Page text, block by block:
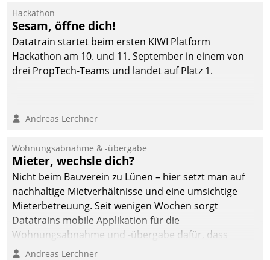
Ressort Kapitalanlage für
künftige Aufgaben und
Herausforderungen
gerüstet.
Hackathon
Sesam, öffne dich!
Datatrain startet beim ersten KIWI Platform
Hackathon am 10. und 11. September in einem von
drei PropTech-Teams und landet auf Platz 1.
Andreas Lerchner
Wohnungsabnahme & -übergabe
Mieter, wechsle dich?
Nicht beim Bauverein zu Lünen – hier setzt man auf
nachhaltige Mietverhältnisse und eine umsichtige
Mieterbetreuung. Seit wenigen Wochen sorgt
Datatrains mobile Applikation für die
Wohnungsabnahme und -übergabe dafür, dass
Mieter wohlgeordnet kommen und, so es sein muss,
Andreas Lerchner